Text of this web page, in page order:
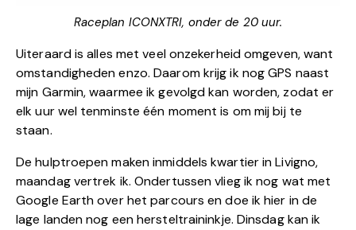
Raceplan ICONXTRI, onder de 20 uur.
Uiteraard is alles met veel onzekerheid omgeven, want
omstandigheden enzo. Daarom krijg ik nog GPS naast
mijn Garmin, waarmee ik gevolgd kan worden, zodat er
elk uur wel tenminste één moment is om mij bij te
staan.
De hulptroepen maken inmiddels kwartier in Livigno,
maandag vertrek ik. Ondertussen vlieg ik nog wat met
Google Earth over het parcours en doe ik hier in de
lage landen nog een hersteltraininkje. Dinsdag kan ik